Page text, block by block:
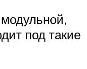
под такие